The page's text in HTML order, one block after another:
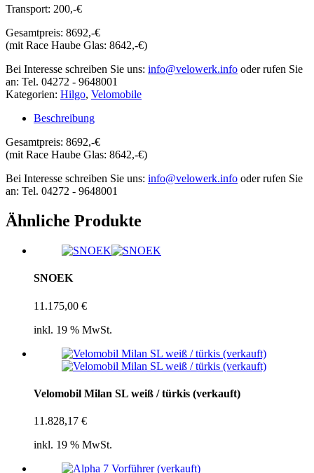
Transport: 200,-€
Gesamtpreis: 8692,-€
(mit Race Haube Glas: 8642,-€)
Bei Interesse schreiben Sie uns: info@velowerk.info oder rufen Sie
an: Tel. 04272 - 9648001
Kategorien: Hilgo, Velomobile
Beschreibung
Gesamtpreis: 8692,-€
(mit Race Haube Glas: 8642,-€)
Bei Interesse schreiben Sie uns: info@velowerk.info oder rufen Sie
an: Tel. 04272 - 9648001
Ähnliche Produkte
SNOEK
11.175,00 €
inkl. 19 % MwSt.
Velomobil Milan SL weiß / türkis (verkauft)
11.828,17 €
inkl. 19 % MwSt.